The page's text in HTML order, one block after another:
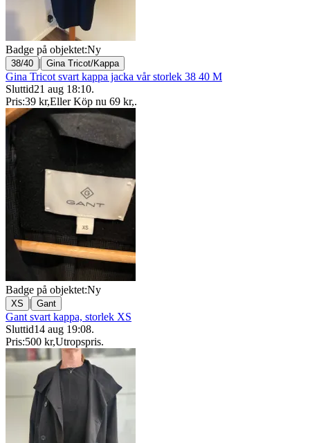
Badge på objektet:Ny
38/40 | Gina Tricot/Kappa
Gina Tricot svart kappa jacka vår storlek 38 40 M
Sluttid21 aug 18:10.
Pris:39 kr,Eller Köp nu 69 kr,.
Badge på objektet:Ny
XS | Gant
Gant svart kappa, storlek XS
Sluttid14 aug 19:08.
Pris:500 kr,Utropspris.